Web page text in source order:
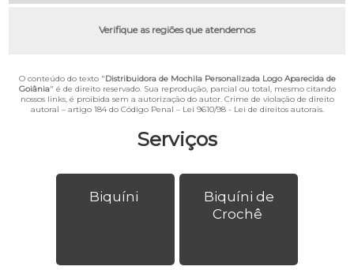
Serviços
Biquíni
Biquíni de
Crochê
Verifique as regiões que atendemos
O conteúdo do texto "Distribuidora de Mochila Personalizada Logo Aparecida de
Goiânia" é de direito reservado. Sua reprodução, parcial ou total, mesmo citando
nossos links, é proibida sem a autorização do autor. Crime de violação de direito
autoral – artigo 184 do Código Penal – Lei 9610/98 - Lei de direitos autorais.